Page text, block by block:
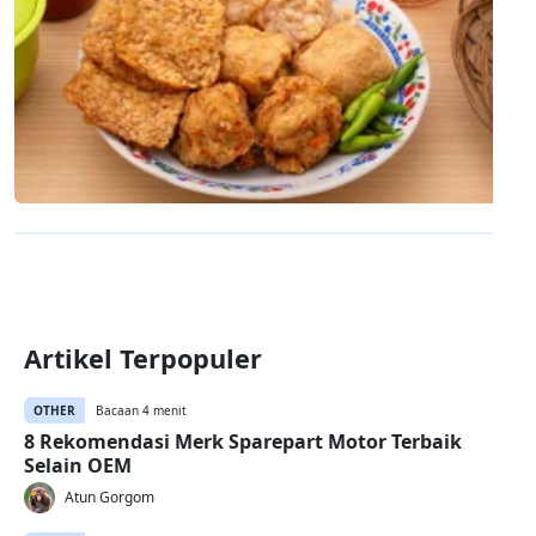
Artikel Terpopuler
OTHER Bacaan 4 menit
8 Rekomendasi Merk Sparepart Motor Terbaik
Selain OEM
Atun Gorgom